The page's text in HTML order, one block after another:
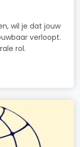
wil je dat jouw
verloopt.
rol.